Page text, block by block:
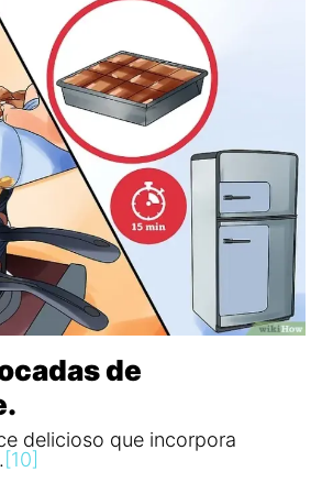
de
delicioso que incorpora
[10]